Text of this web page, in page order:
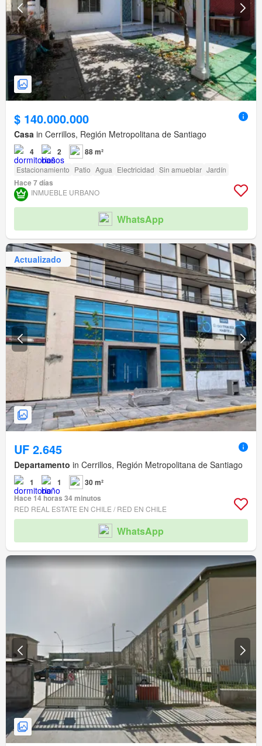
$ 140.000.000
Casa in Cerrillos, Región Metropolitana de Santiago
4 2 88 m²
Estacionamiento Patio Agua Electricidad Sin amueblar Jardín
Hace 7 días
INMUEBLE URBANO
WhatsApp
Actualizado
UF 2.645
Departamento in Cerrillos, Región Metropolitana de Santiago
1 1
30 m²
Hace 14 horas 34 minutos
RED REAL ESTATE EN CHILE / RED EN CHILE
WhatsApp